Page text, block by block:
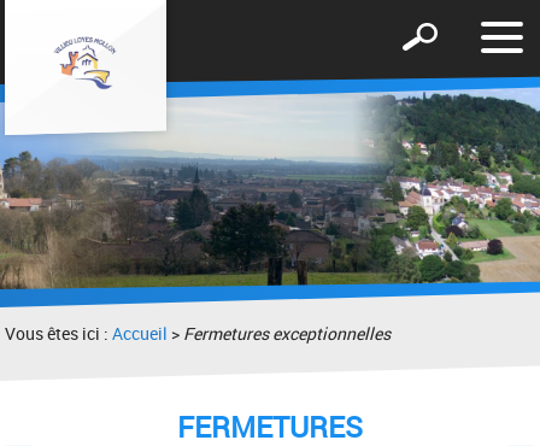
le
Afficher
formulaire
de
recherche
Vous êtes ici :Accueil > Fermetures exceptionnelles
FERMETURES